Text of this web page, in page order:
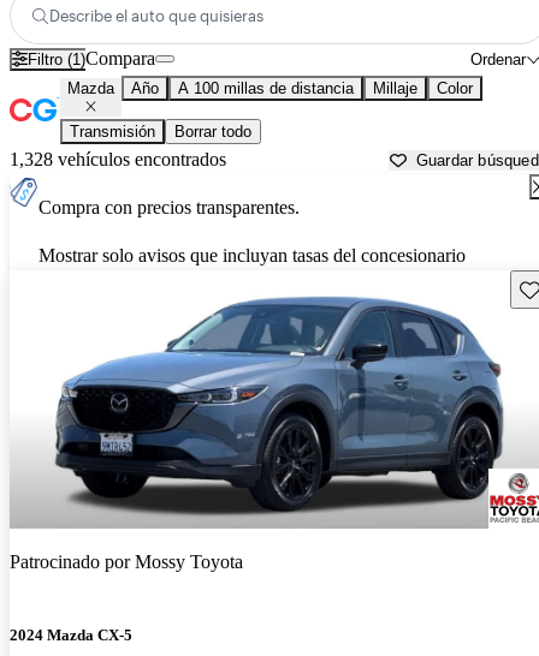
Describe el auto que quisieras
Filtro (1) Ordenar
Compara
Mazda Año A 100 millas de distancia Millaje Color
Transmisión Borrar todo
1,328 vehículos encontrados Guardar
Compra con precios transparentes.
Mostrar solo avisos que incluyan tasas del concesionario
Patrocinado porMossy Toyota
2024 Mazda CX-5